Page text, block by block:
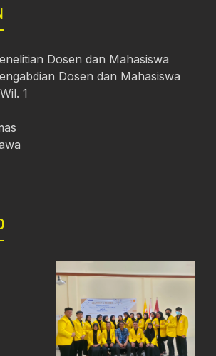
Dosen dan Mahasiswa
Dosen dan Mahasiswa
1